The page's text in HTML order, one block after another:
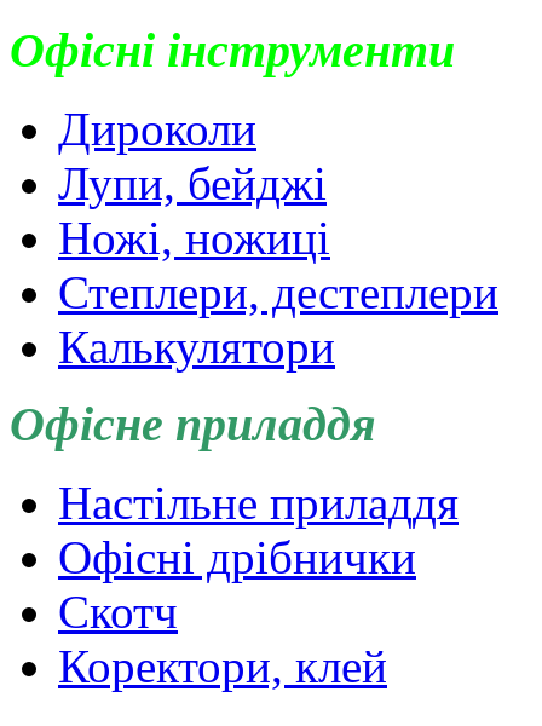
Офісні інструменти
Дироколи
Лупи, бейджі
Ножі, ножиці
Степлери, дестеплери
Калькулятори
Офісне приладдя
Настільне приладдя
Офісні дрібнички
Скотч
Коректори, клей